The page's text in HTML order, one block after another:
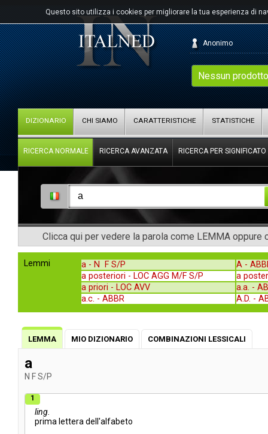
Questo sito utilizza i cookies per migliorare la tua esperienza di
Nessun
Anonimo
DIZIONARIO CHI SIAMO CARATTERISTICHE STATISTICHE
RICERCA NORMALE RICERCA AVANZATA RICERCA PER SIGNIFICATO
Clicca qui per vedere la parola come LEMMA oppure
Lemmi a - N F S/P A -
a posteriori - LOC AGG M/F S/P
a
a priori - LOC AVV a.a. -
a.c. - ABBR A.D. -
LEMMA MIO DIZIONARIO COMBINAZIONI LESSICALI
a
N FS/P
1
ling.
prima lettera dell'alfabeto